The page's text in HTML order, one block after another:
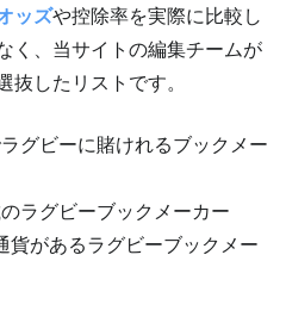
ッズや控除率を実際に比較し
く、当サイトの編集チームが
抜したリストです。
グビーに賭けれるブックメー
ラグビーブックメーカー
貨があるラグビーブックメー